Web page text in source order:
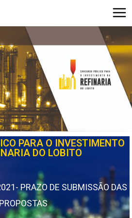
PARA O INVESTIMENTO
DO LOBITO
PRAZO DE SUBMISSÃO DAS
PROPOSTAS